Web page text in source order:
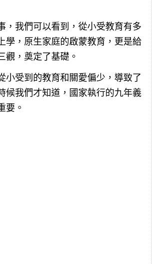
，我們可以看到，從小受教育有多
學，原生家庭的啟蒙教育，更是給
觀，奠定了基礎。
小受到的教育和關愛偏少，導致了
候我們才知道，國家執行的九年義
要。